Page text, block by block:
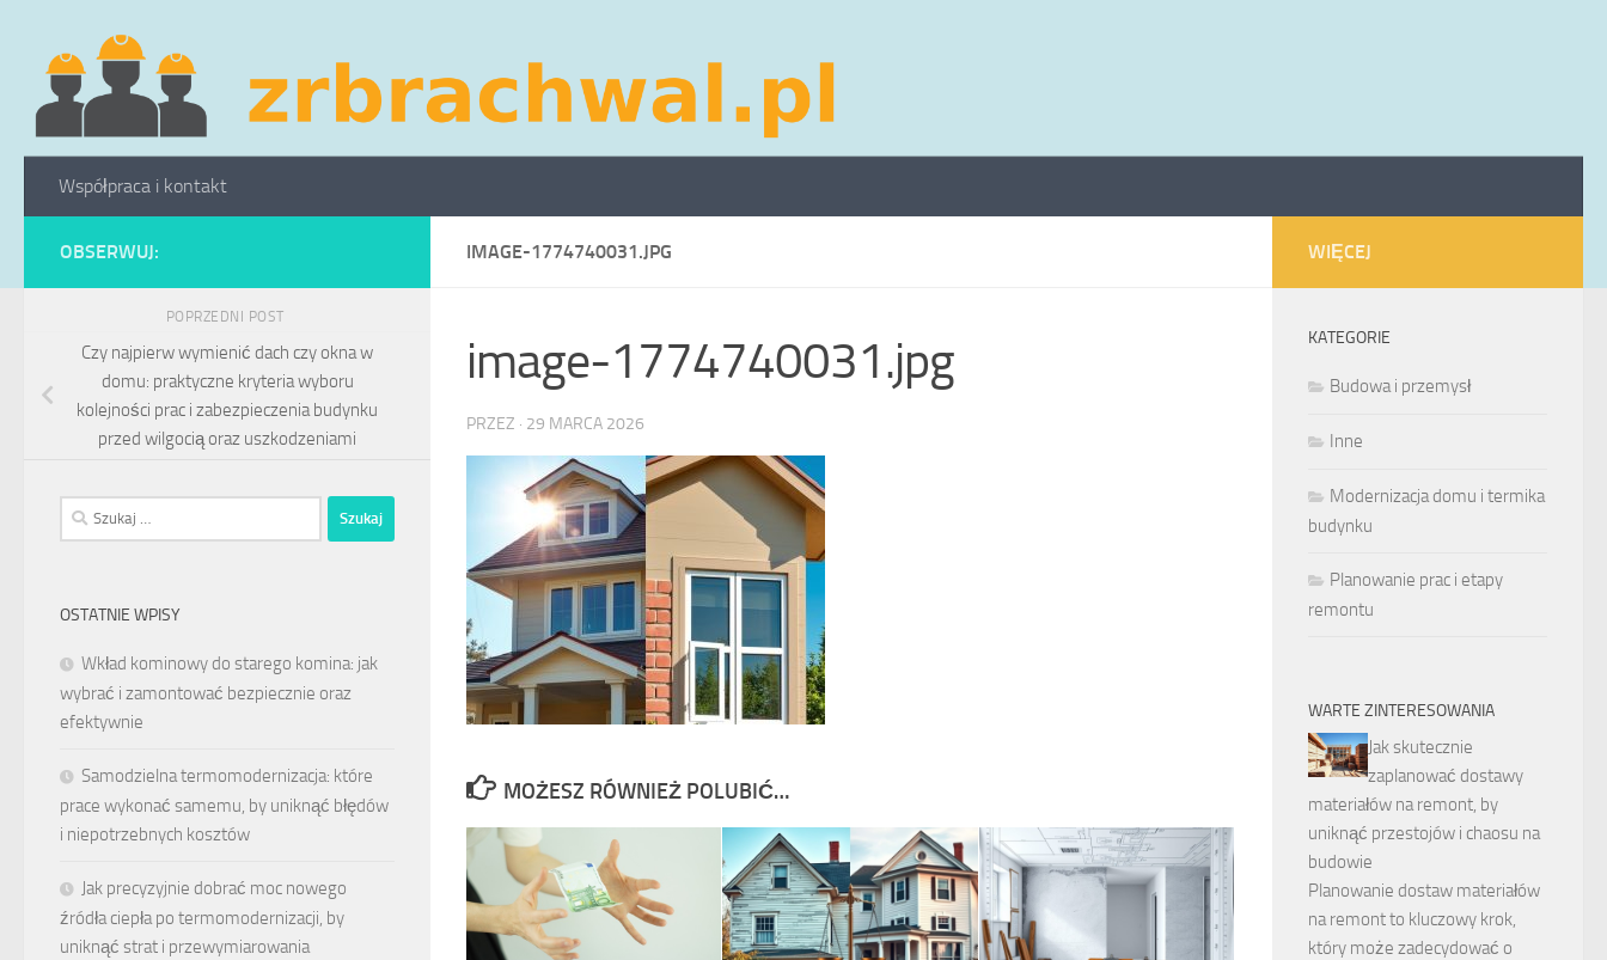
Skip to content
Współpraca i kontakt
IMAGE-1774740031.JPG
image-1774740031.jpg
PRZEZ · 29 MARCA 2026
MOŻESZ RÓWNIEŻ POLUBIĆ…
OBSERWUJ:
POPRZEDNI POST
Czy najpierw wymienić dach czy okna w
domu: praktyczne kryteria wyboru
kolejności prac i zabezpieczenia budynku
przed wilgocią oraz uszkodzeniami
Szukaj:
OSTATNIE WPISY
Wkład kominowy do starego komina: jak
wybrać i zamontować bezpiecznie oraz
efektywnie
Samodzielna termomodernizacja: które
prace wykonać samemu, by uniknąć błędów
i niepotrzebnych kosztów
Jak precyzyjnie dobrać moc nowego
źródła ciepła po termomodernizacji, by
uniknąć strat i przewymiarowania
WIĘCEJ
KATEGORIE
Budowa i przemysł
Inne
Modernizacja domu i termika
budynku
Planowanie prac i etapy
remontu
WARTE ZINTERESOWANIA
Jak skutecznie
zaplanować dostawy
materiałów na remont, by
uniknąć przestojów i chaosu na
budowie
Planowanie dostaw materiałów
na remont to kluczowy krok,
który może zadecydować o